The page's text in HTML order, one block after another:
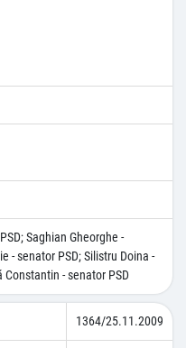
Saghian Gheorghe -
- senator PSD; Silistru Doina -
Constantin - senator PSD
1364/25.11.2009